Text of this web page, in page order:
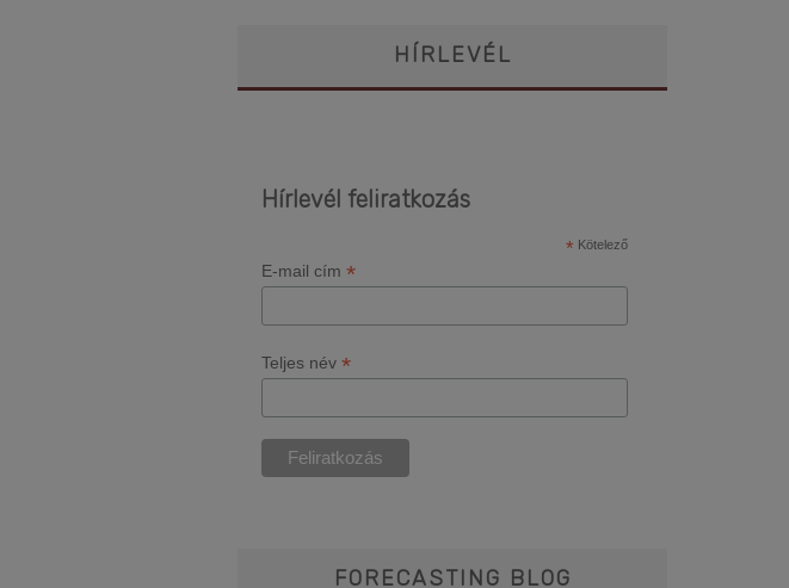
HÍRLEVÉL
Hírlevél feliratkozás
* Kötelező
E-mail cím *
Teljes név *
FORECASTING BLOG